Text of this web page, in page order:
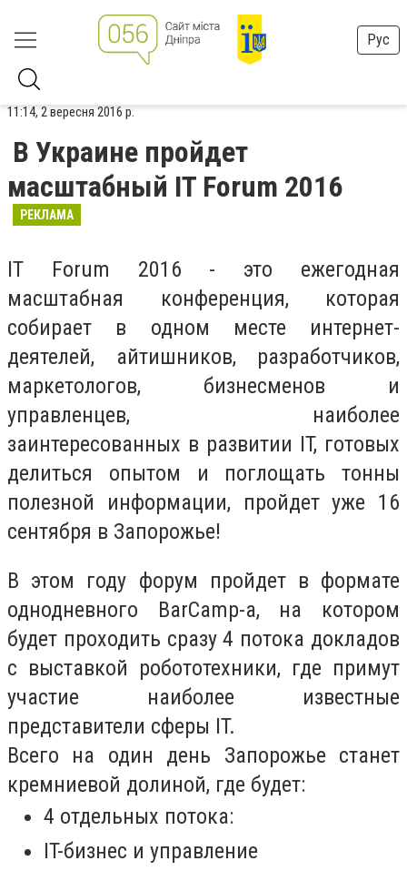
Рус
11:14, 2 вересня 2016 р.
В Украине пройдет
масштабный IT Forum 2016
РЕКЛАМА
IT Forum 2016 - это ежегодная
масштабная конференция, которая
собирает в одном месте интернет-
деятелей, айтишников, разработчиков,
маркетологов, бизнесменов и
управленцев, наиболее
заинтересованных в развитии IT, готовых
делиться опытом и поглощать тонны
полезной информации, пройдет уже 16
сентября в Запорожье!
В этом году форум пройдет в формате
однодневного BarCamp-а, на котором
будет проходить сразу 4 потока докладов
с выставкой робототехники, где примут
участие наиболее известные
представители сферы IT.
Всего на один день Запорожье станет
кремниевой долиной, где будет:
4 отдельных потока:
IT-бизнес и управление